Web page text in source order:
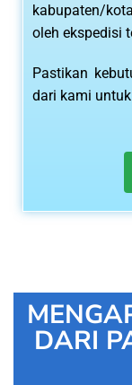
kabupaten/
oleh ekspedisi
Pastikan
dari kami
DARI